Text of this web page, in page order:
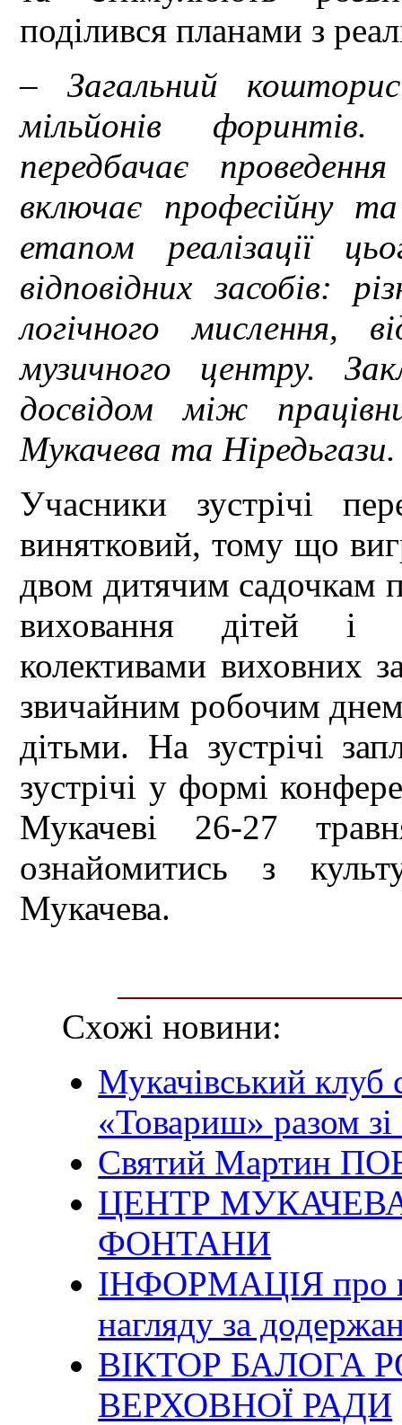
поділився планами з
– Загальний
мільйонів
передбачає
включає професійну
етапом реалізації
відповідних засобів:
логічного мислення,
музичного центру.
досвідом між
Мукачева та Ніредьгази.
Учасники зустрічі
винятковий, тому що
двом дитячим садочкам
виховання дітей і
колективами виховних
звичайним робочим днем
дітьми. На зустрічі
зустрічі у формі
Мукачеві 26-27
ознайомитись з
Мукачева.
Схожі новини:
Мукачівський клуб
«Товариш» разом
Святий Мартин
ЦЕНТР
ФОНТАНИ
ІНФОРМАЦІЯ про
нагляду за
ВІКТОР БАЛОГА
ВЕРХОВНОЇ РАДИ